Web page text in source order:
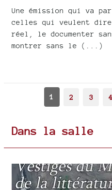
Une émission qui va
celles qui veulent dire
réel, le documenter
montrer sans le (...)
1 2 3 4
Dans la salle